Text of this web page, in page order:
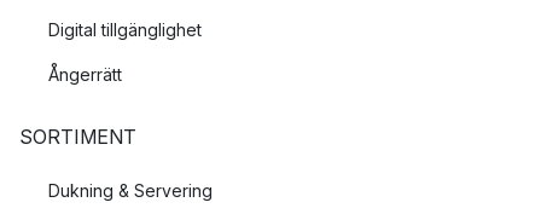
Digital tillgänglighet
Ångerrätt
SORTIMENT
Dukning & Servering